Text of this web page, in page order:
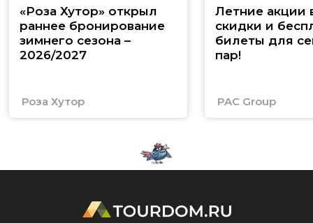
«Роза Хутор» открыл
раннее бронирование
зимнего сезона –
2026/2027
Роза Хутор
Летние акции
скидки и
билеты для
пар!
PAC Group